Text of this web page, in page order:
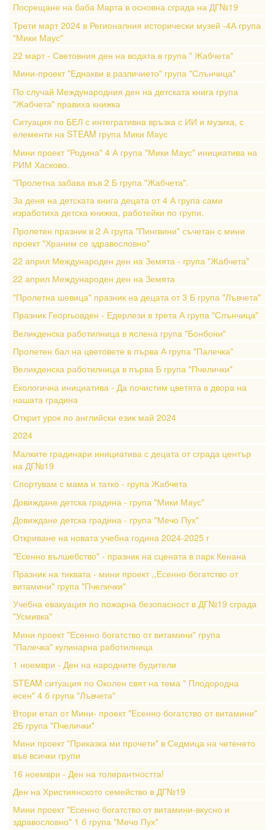
Посрещане на баба Марта в основна сграда на ДГ№19
Трети март 2024 в Регионалния исторически музей -4А група
"Мики Маус"
22 март - Световния ден на водата в група " Жабчета"
Мини-проект "Еднакви в различието" група "Слънчица"
По случай Международния ден на детската книга група
"Жабчета" правиха книжка
Ситуация по БЕЛ с интегративна връзка с ИИ и музика, с
елементи на STEAM група Мики Маус
Мини проект "Родина" 4 А група "Мики Маус" инициатива на
РИМ Хасково.
"Пролетна забава във 2 Б група "Жабчета".
За деня на детската книга децата от 4 А група сами
изработиха детска книжка, работейки по групи.
Пролетен празник в 2 А група "Пингвини" съчетан с мини
проект "Храним се здравословно"
22 април Международен ден на Земята - група "Жабчета"
22 април Международен ден на Земята
"Пролетна шевица" празник на децата от 3 Б група "Лъвчета"
Празник Георгьовден - Едерлези в трета А група "Слънчица"
Великденска работилница в яслена група "Бонбони"
Пролетен бал на цветовете в първа А група "Палечка"
Великденска работилница в първа Б група "Пчелички"
Екологична инициатива - Да почистим цветята в двора на
нашата градина
Открит урок по английски език май 2024
2024
Малките градинари инициатива с децата от сграда център
на ДГ№19
Спортувам с мама и татко - група Жабчета
Довиждане детска градина - група "Мики Маус"
Довиждане детска градина - група "Мечо Пух"
Откриване на новата учебна година 2024-2025 г
"Есенно вълшебство" - празник на сцената в парк Кенана
Празник на тиквата - мини проект ,,Есенно богатство от
витамини" група "Пчелички"
Учебна евакуация по пожарна безопасност в ДГ№19 сграда
"Усмивка"
Мини проект "Есенно богатство от витамини" група
"Палечка" кулинарна работилница
1 ноември - Ден на народните будители
STEAM ситуация по Околен свят на тема " Плодородна
есен" 4 б група "Лъвчета"
Втори етап от Мини- проект "Есенно богатство от витамини"
2Б група "Пчелички"
Мини проект "Приказка ми прочети" в Седмица на четенето
във всички групи
16 ноември - Ден на толерантността!
Ден на Християнското семейство в ДГ№19
Мини проект "Есенно богатство от витамини-вкусно и
здравословно" 1 б група "Мечо Пух"